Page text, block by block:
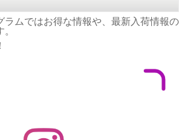
ラムではお得な情報や、最新入荷情報の